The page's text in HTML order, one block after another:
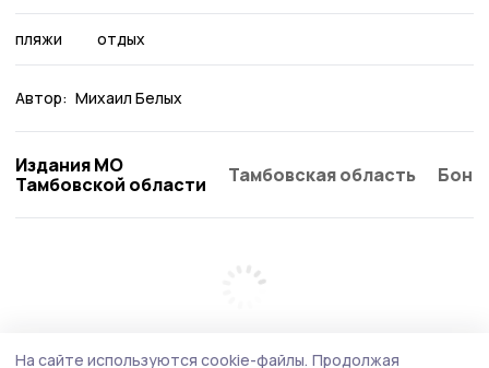
пляжи отдых
Автор: Михаил Белых
Издания МО
Тамбовской области
Тамбовская область
На сайте используются cookie-файлы. Продолжая